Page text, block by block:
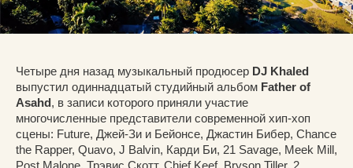
Четыре дня назад музыкальный продюсер DJ Khaled
выпустил одиннадцатый студийный альбом Father of
Asahd, в записи которого приняли участие
многочисленные представители современной хип-хоп
сцены: Future, Джей-Зи и Бейонсе, Джастин Бибер, Chance
the Rapper, Quavo, J Balvin, Карди Би, 21 Savage, Meek Mill,